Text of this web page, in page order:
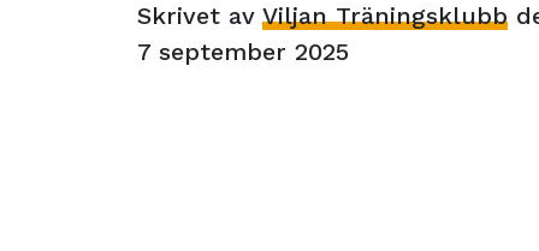
Skrivet av Viljan Träningsklubb
7 september 2025